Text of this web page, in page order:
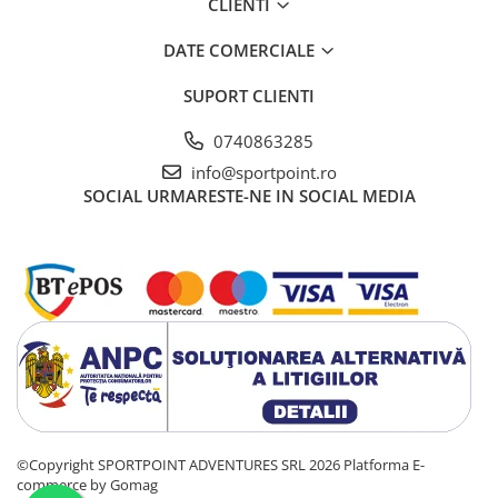
DATE COMERCIALE
SUPORT CLIENTI
0740863285
info@sportpoint.ro
SOCIAL URMARESTE-NE IN SOCIAL MEDIA
©Copyright SPORTPOINT ADVENTURES SRL 2026 Platforma E-
commerce by Gomag